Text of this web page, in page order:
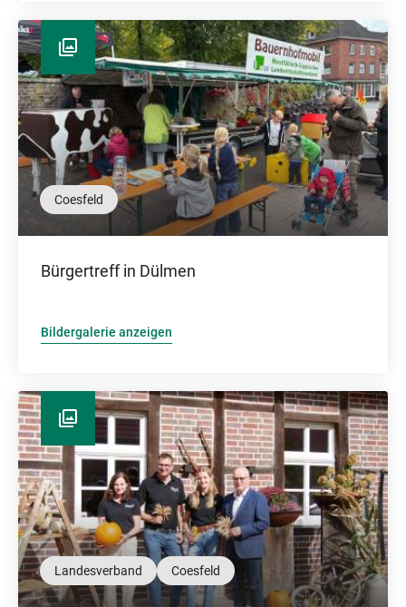
Coesfeld
Bürgertreff in Dülmen
Bildergalerie anzeigen
Landesverband Coesfeld